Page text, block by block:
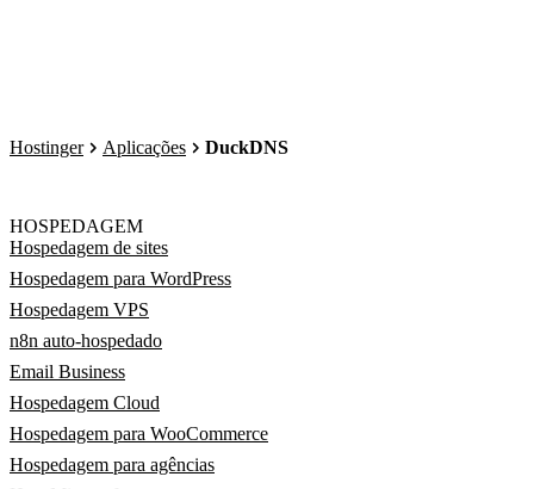
Hostinger Aplicações DuckDNS
HOSPEDAGEM
Hospedagem de sites
Hospedagem para WordPress
Hospedagem VPS
n8n auto-hospedado
Email Business
Hospedagem Cloud
Hospedagem para WooCommerce
Hospedagem para agências